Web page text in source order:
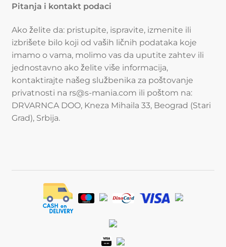
Pitanja i kontakt podaci
Ako želite da: pristupite, ispravite, izmenite ili
izbrišete bilo koji od vaših ličnih podataka koje
imamo o vama, molimo vas da uputite zahtev ili
jednostavno ako želite više informacija,
kontaktirajte našeg službenika za poštovanje
privatnosti na rs@s-mania.com ili poštom na:
DRVARNCA DOO, Kneza Mihaila 33, Beograd (Stari
Grad), Srbija.